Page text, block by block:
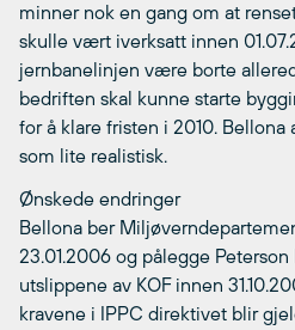
minner nok en gang om at
skulle vært iverksatt innen
jernbanelinjen være borte
bedriften skal kunne starte
for å klare fristen i 2010. Bellona
som lite realistisk.
Ønskede endringer
Bellona ber
23.01.2006 og pålegge
utslippene av KOF innen
kravene i IPPC direktivet blir